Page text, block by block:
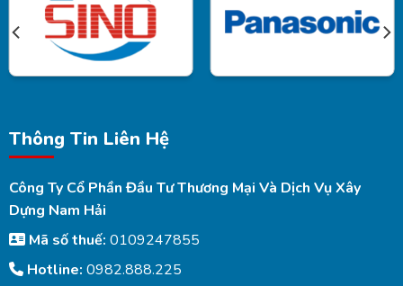
Thông Tin Liên Hệ
Công Ty Cổ Phần Đầu Tư Thương Mại Và Dịch Vụ Xây
Dựng Nam Hải
Mã số thuế: 0109247855
Hotline: 0982.888.225